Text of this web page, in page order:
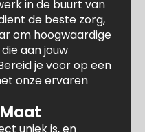
in de buurt van
de beste zorg,
om hoogwaardige
aan jouw
je voor op een
onze ervaren